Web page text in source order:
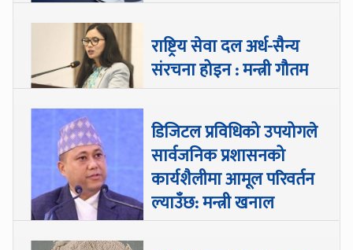
राष्ट्रिय सेवा दल अर्ध-सैन्य
संरचना होइन : मन्त्री गौतम
डिजिटल प्रविधिको उपयोगले
सार्वजनिक प्रशासनको
कार्यशैलीमा आमूल परिवर्तन
ल्याउँछ: मन्त्री खनाल